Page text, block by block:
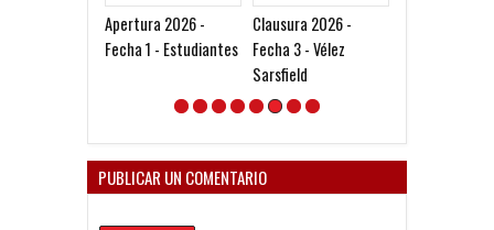
Apertura 2026 -
Fecha 1 - Estudiantes
Clausura 2026 -
Fecha 3 - Vélez
Sarsfield
PUBLICAR UN COMENTARIO